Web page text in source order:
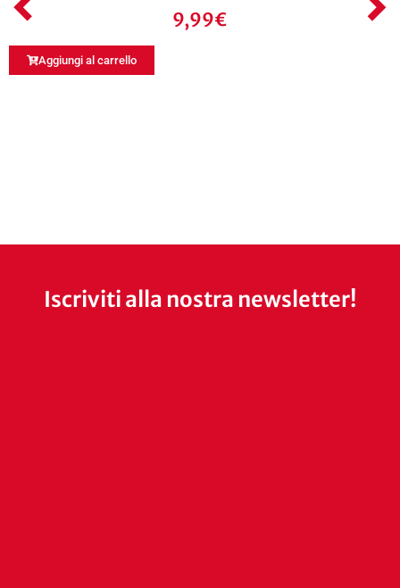
9,99€
Aggiungi al carrello
Iscriviti alla nostra newsletter!